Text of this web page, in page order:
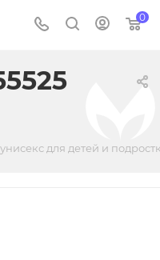
0
для детей и